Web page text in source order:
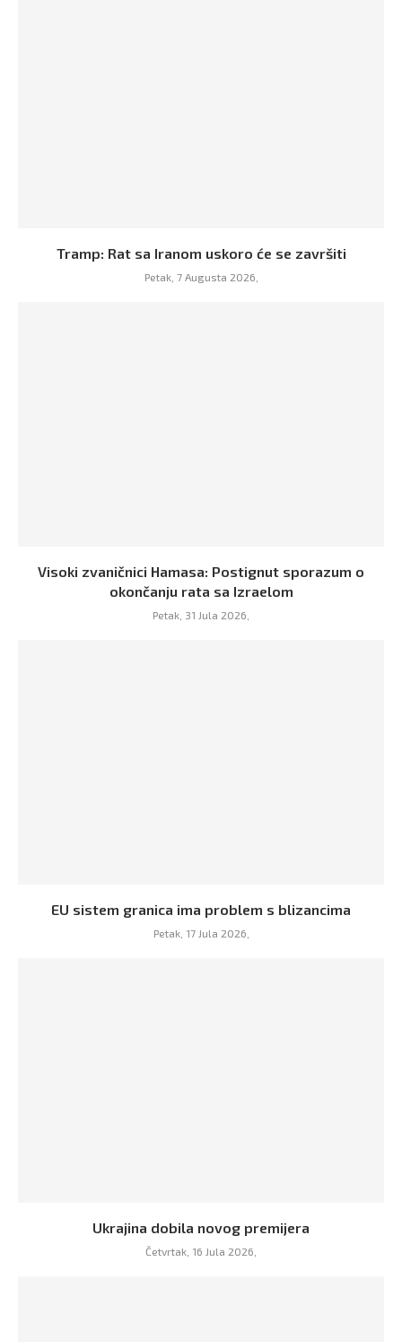
Tramp: Rat sa Iranom uskoro će se završiti
Petak, 7 Augusta 2026,
Visoki zvaničnici Hamasa: Postignut sporazum o
okončanju rata sa Izraelom
Petak, 31 Jula 2026,
EU sistem granica ima problem s blizancima
Petak, 17 Jula 2026,
Ukrajina dobila novog premijera
Četvrtak, 16 Jula 2026,